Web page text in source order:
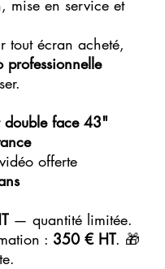
mise en service et
écran acheté,
professionnelle
double face 43"
offerte
— quantité limitée.
: 350 € HT. 🎁